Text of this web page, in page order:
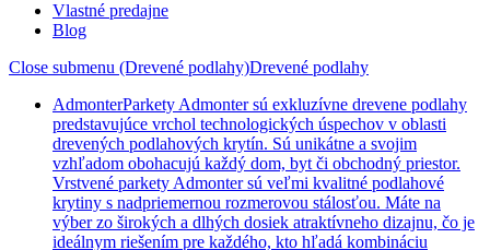
Vlastné predajne
Blog
Close submenu (Drevené podlahy)Drevené podlahy
AdmonterParkety Admonter sú exkluzívne drevene podlahy
predstavujúce vrchol technologických úspechov v oblasti
drevených podlahových krytín. Sú unikátne a svojim
vzhľadom obohacujú každý dom, byt či obchodný priestor.
Vrstvené parkety Admonter sú veľmi kvalitné podlahové
krytiny s nadpriemernou rozmerovou stálosťou. Máte na
výber zo širokých a dlhých dosiek atraktívneho dizajnu, čo je
ideálnym riešením pre každého, kto hľadá kombináciu